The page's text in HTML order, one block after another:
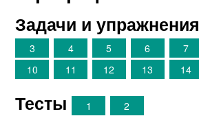
Задачи и упражнения
3
4 5 6 7
10
11 12 13 14
Тесты 1 2